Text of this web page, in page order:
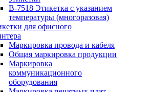
B-7518 Этикетка с указанием
температуры (многоразовая)
для офисного
Маркировка провода и кабеля
Общая маркировка продукции
Маркировка
коммуникационного
оборудования